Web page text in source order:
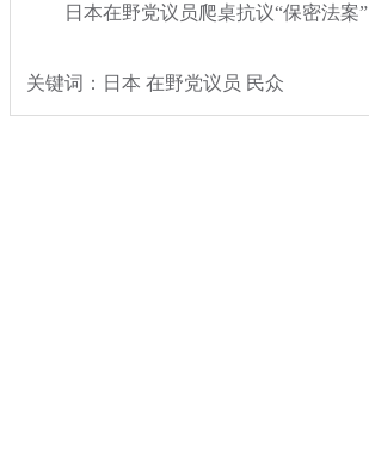
日本在野党议员爬桌抗议“保密法案”
关键词：日本 在野党议员 民众